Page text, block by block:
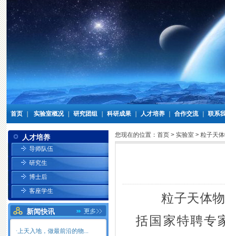
首页 实验室概况 研究团组 科研成果 人才培养 合作交流 联系
人才培养
导师队伍
研究生
博士后
客座学生
新闻快讯
·上天入地，做最前沿的物...
您现在的位置： 首页> 实验室> 粒子天
粒子天体物
括国家特聘专